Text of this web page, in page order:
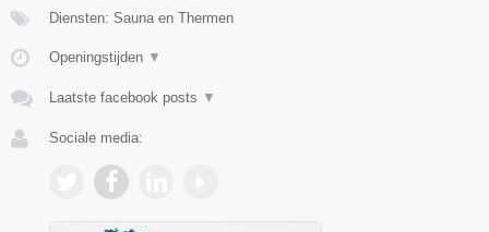
Diensten: Sauna en Thermen
Openingstijden ▼
Laatste facebook posts ▼
Sociale media: